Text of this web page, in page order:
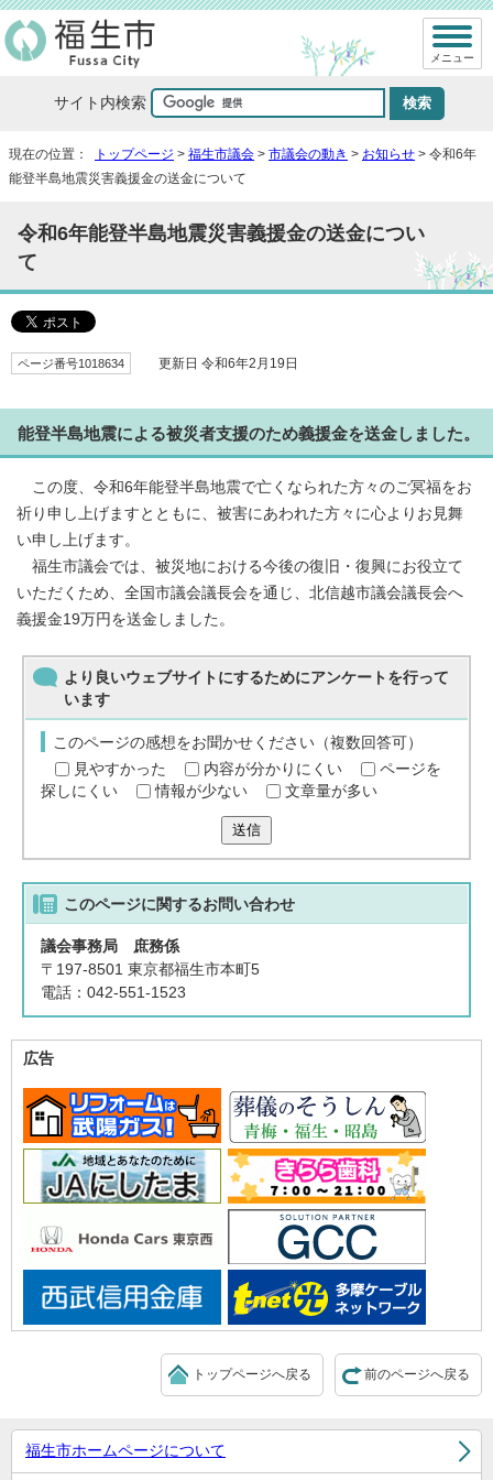
サイト内検索
メニュー
現在の位置： トップページ > 福生市議会 > 市議会の動き > お知らせ > 令和6年
能登半島地震災害義援金の送金について
令和6年能登半島地震災害義援金の送金につい
て
ページ番号1018634 更新日 令和6年2月19日
能登半島地震による被災者支援のため義援金を送金しました。
この度、令和6年能登半島地震で亡くなられた方々のご冥福をお
祈り申し上げますとともに、被害にあわれた方々に心よりお見舞
い申し上げます。
福生市議会では、被災地における今後の復旧・復興にお役立て
いただくため、全国市議会議長会を通じ、北信越市議会議長会へ
義援金19万円を送金しました。
より良いウェブサイトにするためにアンケートを行って
います
このページの感想をお聞かせください（複数回答可）
見やすかった
内容が分かりにくい
ページを
探しにくい
情報が少ない 文章量が多い
送信
このページに関するお問い合わせ
議会事務局 庶務係
〒197-8501 東京都福生市本町5
電話：042-551-1523
広告
前のページへ戻る
トップページへ戻る
福生市ホームページについて